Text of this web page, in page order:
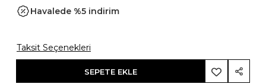
Havalede %5 indirim
Taksit Seçenekleri
SEPETE EKLE